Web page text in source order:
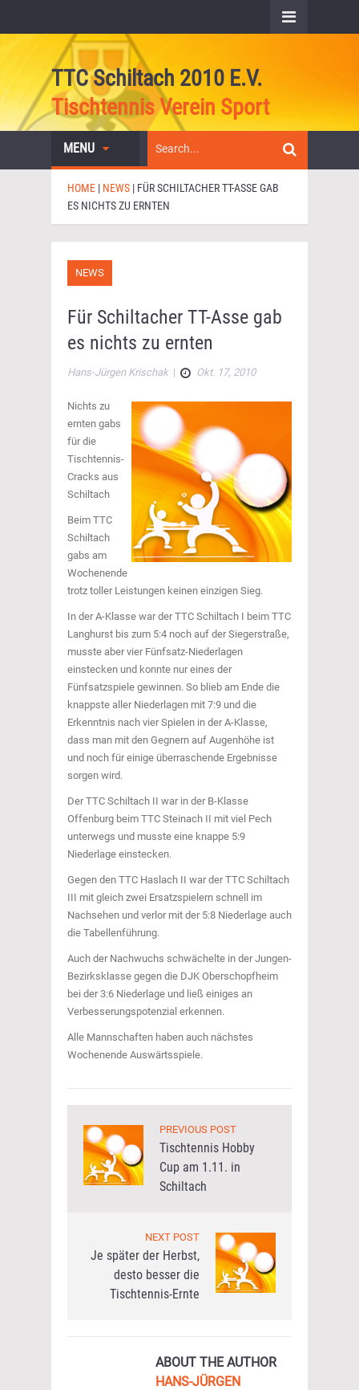
TTC Schiltach 2010 E.V.
Tischtennis Verein Sport
MENU
HOME | NEWS | FÜR SCHILTACHER TT-ASSE GAB
ES NICHTS ZU ERNTEN
NEWS
Für Schiltacher TT-Asse gab
es nichts zu ernten
Hans-Jürgen Krischak| Okt. 17, 2010
Nichts zu
ernten gabs
für die
Tischtennis-
Cracks aus
Schiltach
Beim TTC
Schiltach
gabs am
Wochenende
trotz toller Leistungen keinen einzigen Sieg.
In der A-Klasse war der TTC Schiltach I beim TTC
Langhurst bis zum 5:4 noch auf der Siegerstraße,
musste aber vier Fünfsatz-Niederlagen
einstecken und konnte nur eines der
Fünfsatzspiele gewinnen. So blieb am Ende die
knappste aller Niederlagen mit 7:9 und die
Erkenntnis nach vier Spielen in der A-Klasse,
dass man mit den Gegnern auf Augenhöhe ist
und noch für einige überraschende Ergebnisse
sorgen wird.
Der TTC Schiltach II war in der B-Klasse
Offenburg beim TTC Steinach II mit viel Pech
unterwegs und musste eine knappe 5:9
Niederlage einstecken.
Gegen den TTC Haslach II war der TTC Schiltach
III mit gleich zwei Ersatzspielern schnell im
Nachsehen und verlor mit der 5:8 Niederlage auch
die Tabellenführung.
Auch der Nachwuchs schwächelte in der Jungen-
Bezirksklasse gegen die DJK Oberschopfheim
bei der 3:6 Niederlage und ließ einiges an
Verbesserungspotenzial erkennen.
Alle Mannschaften haben auch nächstes
Wochenende Auswärtsspiele.
PREVIOUS POST
Tischtennis Hobby
Cup am 1.11. in
Schiltach
NEXT POST
Je später der Herbst,
desto besser die
Tischtennis-Ernte
ABOUT THE AUTHOR
HANS-JÜRGEN